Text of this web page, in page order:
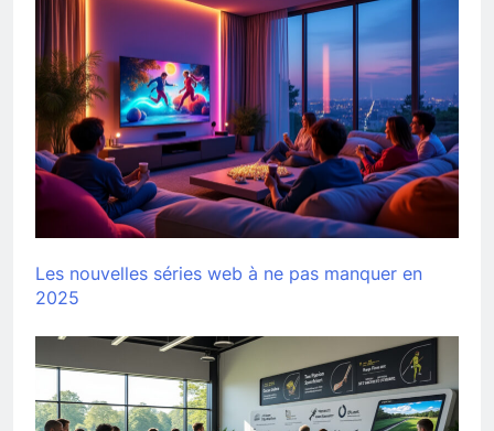
Les nouvelles séries web à ne pas manquer en
2025